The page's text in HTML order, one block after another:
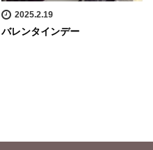
2025.2.19
バレンタインデー